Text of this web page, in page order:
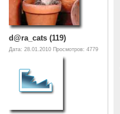
d@ra_cats (119)
Дата: 28.01.2010 Просмотров: 4779